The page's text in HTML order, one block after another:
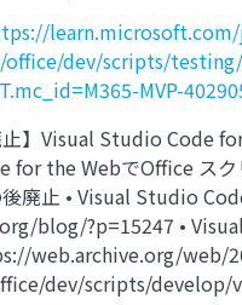
office/dev/scripts/
MVP-
止】Visual Studio Code
for the WebでOffice ス
後廃止 • Visual Studio
blog/?p=15247 •
web.archive.org/web/
dev/scripts/develop/